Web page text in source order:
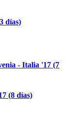
días)
- Italia '17 (7
(8 días)